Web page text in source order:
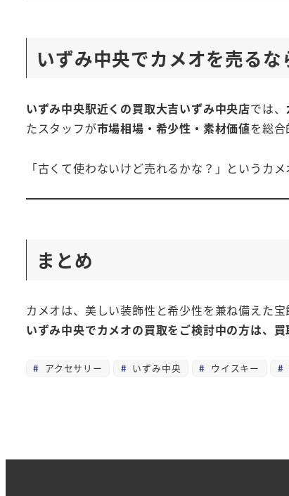
いずみ中央でカメオを売るな
いずみ中央駅近くの買取大吉いずみ中央店では、
たスタッフが市場相場・希少性・素材価値を総合
「古くて使わないけど売れるかな？」というカ
まとめ
カメオは、美しい装飾性と希少性を兼ね備えた
いずみ中央でカメオの買取をご検討中の方は、
アクセサリー いずみ中央 ウイスキー